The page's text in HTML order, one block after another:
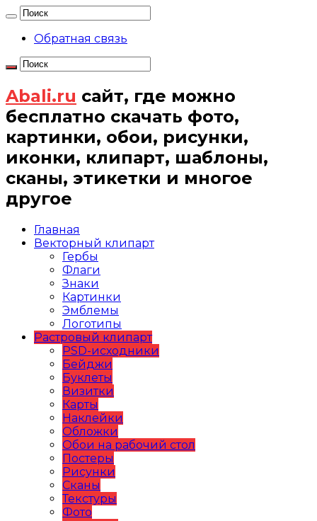
Обратная связь
Abali.ru сайт, где можно
бесплатно скачать фото,
картинки, обои, рисунки,
иконки, клипарт, шаблоны,
сканы, этикетки и многое
другое
Главная
Векторный клипарт
Гербы
Флаги
Знаки
Картинки
Эмблемы
Логотипы
Растровый клипарт
PSD-исходники
Бейджи
Буклеты
Визитки
Карты
Наклейки
Обложки
Обои на рабочий стол
Постеры
Рисунки
Сканы
Текстуры
Фото